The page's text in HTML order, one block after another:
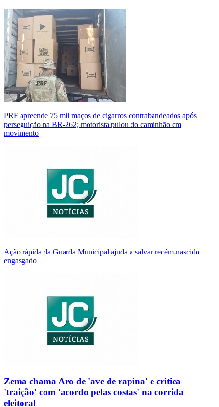
PRF apreende 75 mil maços de cigarros contrabandeados após
perseguição na BR-262; motorista pulou do caminhão em
movimento
Ação rápida da Guarda Municipal ajuda a salvar recém-nascido
engasgado
Zema chama Aro de 'ave de rapina' e critica
'traição' com 'acordo pelas costas' na corrida
eleitoral